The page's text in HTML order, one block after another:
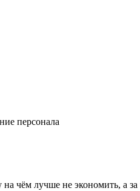
персонала
чём лучше не экономить, а